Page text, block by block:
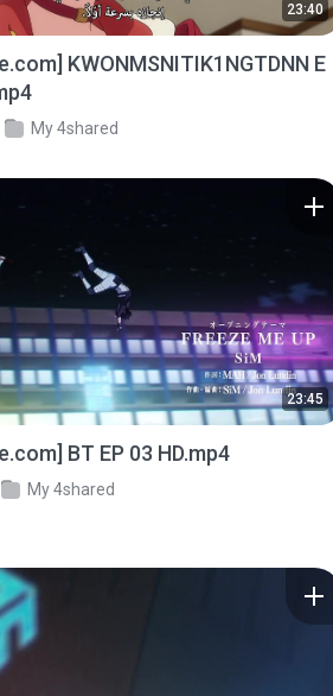
23:40
KWONMSNITIK1NGTDNN E
My 4shared
23:45
BT EP 03 HD.mp4
My 4shared